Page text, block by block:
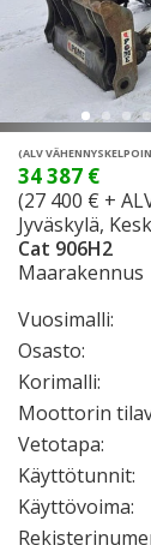
(ALV
34 387 €
(27 400 € +
Jyväskylä,
Cat 906H2
Maarakennus
Vuosimalli:
Osasto:
Korimalli:
Moottorin
Vetotapa:
Käyttötunnit:
Käyttövoima: